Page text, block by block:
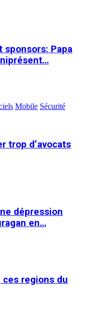
sponsors: Papa
Mobile Sécurité
trop d’avocats
dépression
en…
ces regions du